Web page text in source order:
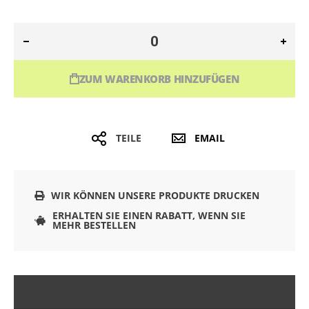
ZUM WARENKORB HINZUFÜGEN
TEILE EMAIL
WIR KÖNNEN UNSERE PRODUKTE DRUCKEN
ERHALTEN SIE EINEN RABATT, WENN SIE
MEHR BESTELLEN